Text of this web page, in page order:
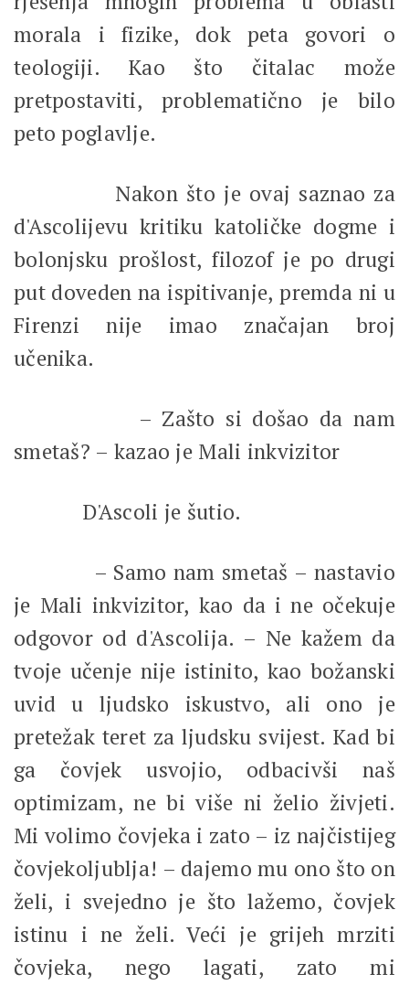
morala i fizike, dok peta govori o
teologiji. Kao što čitalac može
pretpostaviti, problematično je bilo
peto poglavlje.
Nakon što je ovaj saznao za
d'Ascolijevu kritiku katoličke dogme i
bolonjsku prošlost, filozof je po drugi
put doveden na ispitivanje, premda ni u
Firenzi nije imao značajan broj
učenika.
– Zašto si došao da nam
smetaš? – kazao je Mali inkvizitor
D'Ascoli je šutio.
– Samo nam smetaš – nastavio
je Mali inkvizitor, kao da i ne očekuje
odgovor od d'Ascolija. – Ne kažem da
tvoje učenje nije istinito, kao božanski
uvid u ljudsko iskustvo, ali ono je
pretežak teret za ljudsku svijest. Kad bi
ga čovjek usvojio, odbacivši naš
optimizam, ne bi više ni želio živjeti.
Mi volimo čovjeka i zato – iz najčistijeg
čovjekoljublja! – dajemo mu ono što on
želi, i svejedno je što lažemo, čovjek
istinu i ne želi. Veći je grijeh mrziti
čovjeka, nego lagati, zato mi